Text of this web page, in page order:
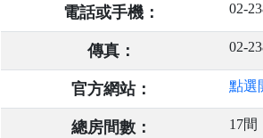
電話或手機： 02-
傳真： 02-
官方網站： 點選
總房間數： 17間